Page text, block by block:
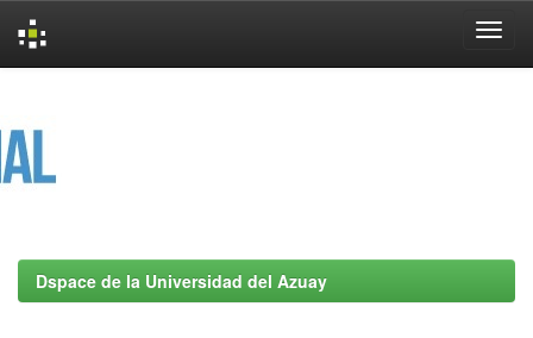
Dspace de la Universidad del Azuay